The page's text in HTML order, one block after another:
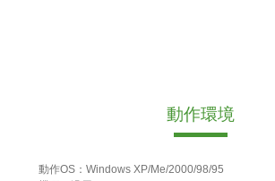
動作環境
動作OS：Windows XP/Me/2000/98/95